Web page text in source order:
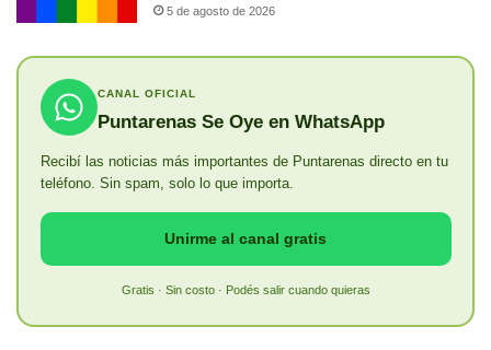
5 de agosto de 2026
CANAL OFICIAL
Puntarenas Se Oye en WhatsApp
Recibí las noticias más importantes de Puntarenas directo en tu
teléfono. Sin spam, solo lo que importa.
Unirme al canal gratis
Gratis · Sin costo · Podés salir cuando quieras